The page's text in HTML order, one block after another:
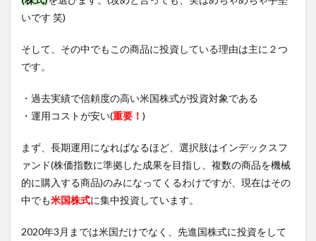
いです 笑)
そして、その中でもこの商品に投資している理由は主に２つ
です。
・過去実績で信頼度の高い米国株式が投資対象である
・運用コストが安い(重要！ )
まず、長期運用になればなるほど、選択肢はインデックスフ
ァンド(株価指数に準拠した成果を目指し、複数の商品を機械
的に購入する商品)のみになってくるわけですが、現在はその
中でも米国株式に集中投資しています。
2020年3月までは米国だけでなく、先進国株式に投資をして